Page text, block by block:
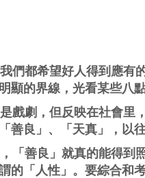
們都希望好人得到應有
顯的界線，光看某些八
戲劇，但反映在社會里
善良」、「天真」，以
「善良」就真的能得到
的「人性」。要綜合和